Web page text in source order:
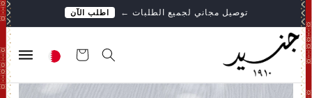
المحتوى
توصيل مجاني لجميع الطلبات ← اطلب الآن
التسوق